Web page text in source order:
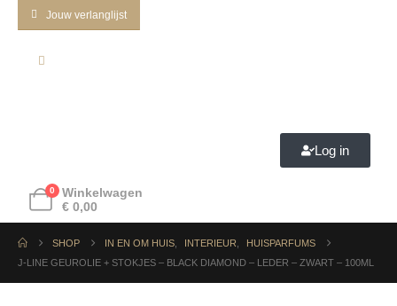
Jouw verlanglijst
Log in
0
Winkelwagen
€ 0,00
SHOP IN EN OM HUIS INTERIEUR
HUISPARFUMS
J-LINE GEUROLIE + STOKJES – BLACK DIAMOND – LEDER – ZWART – 100ML